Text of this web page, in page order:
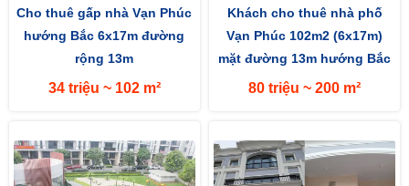
Cho thuê gấp nhà Vạn Phúc
hướng Bắc 6x17m đường
rộng 13m
34 triệu ~ 102 m²
Khách cho thuê nhà phố
Vạn Phúc 102m2 (6x17m)
mặt đường 13m hướng Bắc
80 triệu ~ 200 m²